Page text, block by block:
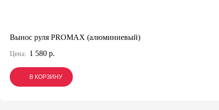
Вынос руля PROMAX (алюминиевый)
Цена: 1 580 р.
В КОРЗИНУ
В КОРЗИНУ
В КОРЗИНУ